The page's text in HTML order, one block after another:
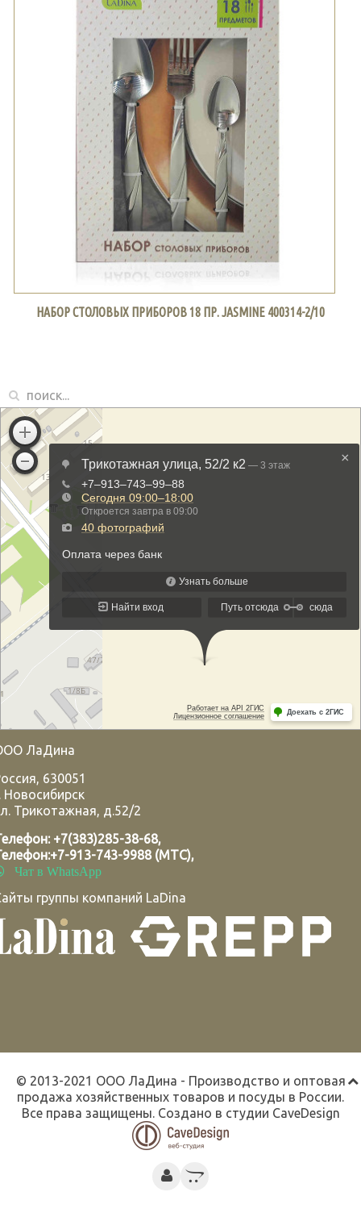
НАБОР СТОЛОВЫХ ПРИБОРОВ 18 ПР. JASMINE 400314-2/10
ЛаДина
, 630051
Новосибирск
Трикотажная, д.52/2
+7(383)285-38-68,
+7-913-743-9988 (МТС),
Чат в WhatsApp
группы компаний LaDina
© 2013-2021 ООО ЛаДина - Производство и оптовая
продажа хозяйственных товаров и посуды в России.
Все права защищены. Создано в студии CaveDesign